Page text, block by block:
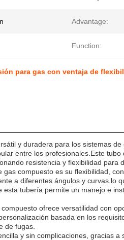
Advantage:
Function:
para gas con ventaja de
y duradera para los sistemas
entre los profesionales.Este
resistencia y flexibilidad para
compuesto es su flexibilidad,
a diferentes ángulos y curvas.lo
tubería permite un manejo e
ofrece versatilidad con
basada en los
de fugas.
y sin complicaciones, gracias